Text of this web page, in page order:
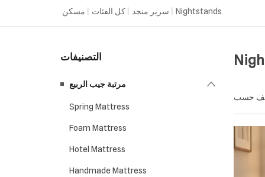
مسكن كل الفئات سرير منجد Nightstands
التصنيفات
مرتبة جيب الربيع
Spring Mattress
Foam Mattress
Hotel Mattress
Handmade Mattress